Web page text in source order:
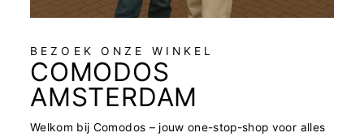
BEZOEK ONZE WINKEL
COMODOS
AMSTERDAM
Welkom bij Comodos – jouw one-stop-shop voor alles